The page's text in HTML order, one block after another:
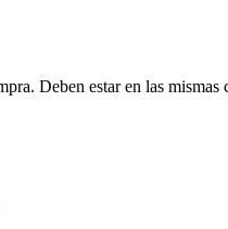
Deben estar en las